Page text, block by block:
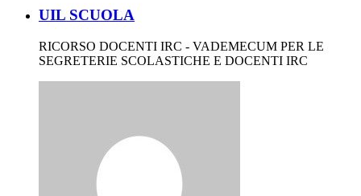
UIL SCUOLA
RICORSO DOCENTI IRC - VADEMECUM PER LE
SEGRETERIE SCOLASTICHE E DOCENTI IRC